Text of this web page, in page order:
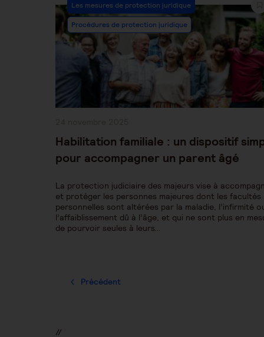
Category:
Les mesures de protection juridique
Procédures de protection juridique
Habilitation familiale : un dispositif
pour accompagner un parent âgé
La protection judiciaire des majeurs vise à
et protéger les personnes majeures dont les facultés
personnelles sont altérées par la maladie, l’infirmité
l’affaiblissement dû à l’âge, et qui ne sont plus en
de pourvoir seules à leurs…
Précédent
//